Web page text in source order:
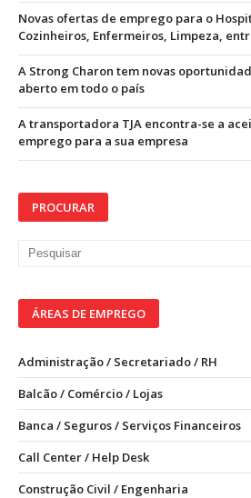
Novas ofertas de emprego para o
Cozinheiros, Enfermeiros, Limpeza,
A Strong Charon tem novas
aberto em todo o país
A transportadora TJA encontra-se a
emprego para a sua empresa
PROCURAR
ÁREAS DE EMPREGO
Administração / Secretariado / RH
Balcão / Comércio / Lojas
Banca / Seguros / Serviços Financeiros
Call Center / Help Desk
Construção Civil / Engenharia